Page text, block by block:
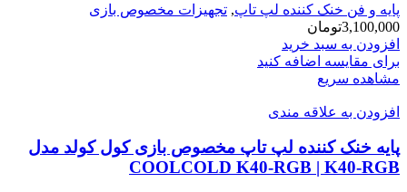
پایه و فن خنک کننده لپ تاپ, تجهیزات مخصوص بازی
3,100,000تومان
افزودن به سبد خرید
برای مقایسه اضافه کنید
مشاهده سریع
افزودن به علاقه مندی
پایه خنک کننده لپ تاپ مخصوص بازی کول کولد مدل
COOLCOLD K40-RGB | K40-RGB